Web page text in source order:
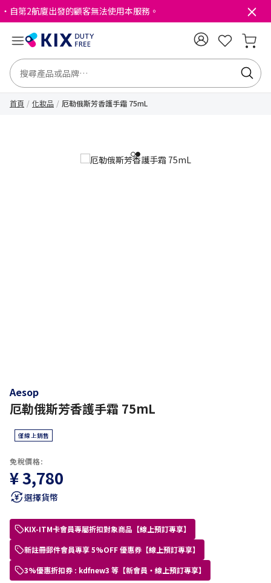
・自第2航廈出發的顧客無法使用本服務。
首頁 化妝品 厄勒俄斯芳香護手霜 75mL
12
Aesop
厄勒俄斯芳香護手霜 75mL
僅線上銷售
免稅價格:
¥ 3,780
選擇貨幣
KIX-ITM卡會員專屬折扣對象商品【線上預訂專享】
新註冊郵件會員專享 5%OFF 優惠券【線上預訂專享】
3%優惠折扣券 : kdfnew3 等【新會員・線上預訂專享】